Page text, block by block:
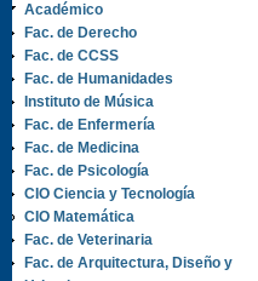
Académico
Fac. de Derecho
Fac. de CCSS
Fac. de Humanidades
Instituto de Música
Fac. de Enfermería
Fac. de Medicina
Fac. de Psicología
CIO Ciencia y Tecnología
CIO Matemática
Fac. de Veterinaria
Fac. de Arquitectura, Diseño y